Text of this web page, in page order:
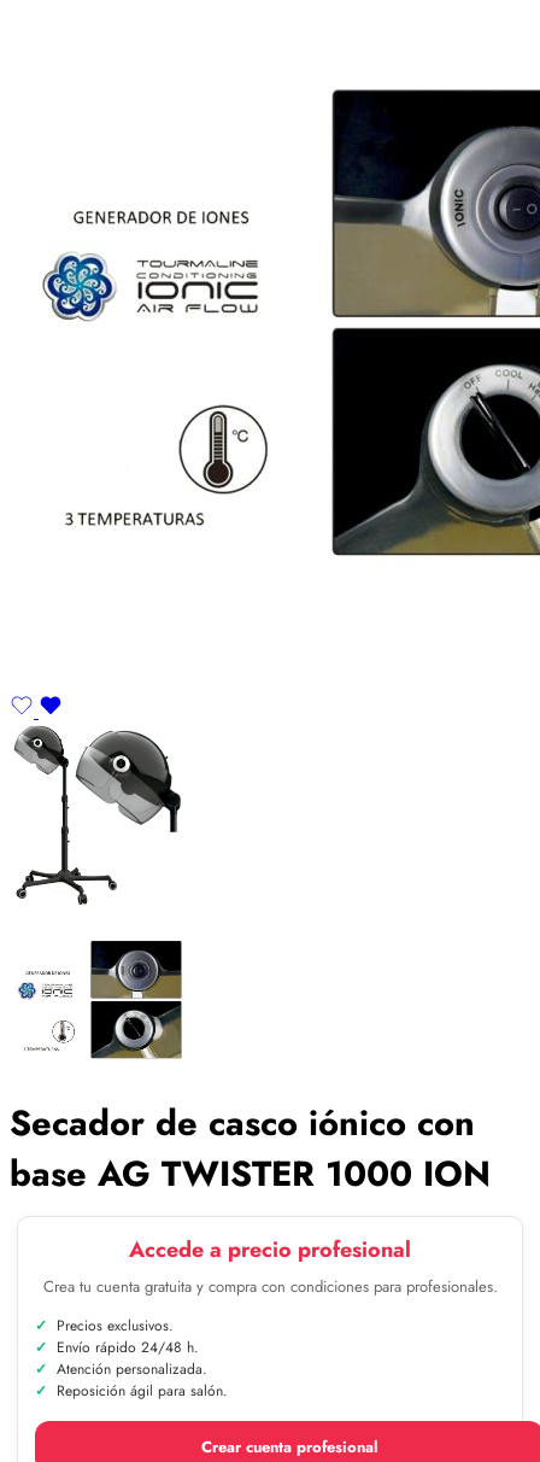
Secador de casco iónico con
base AG TWISTER 1000 ION
Accede a precio profesional
Crea tu cuenta gratuita y compra con condiciones para profesionales.
Precios exclusivos.
Envío rápido 24/48 h.
Atención personalizada.
Reposición ágil para salón.
Crear cuenta profesional